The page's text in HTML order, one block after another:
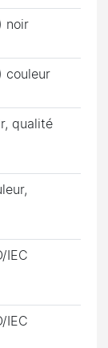
noir
couleur
qualité
IEC
IEC